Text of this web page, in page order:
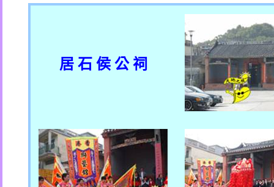
居 石 侯 公 祠